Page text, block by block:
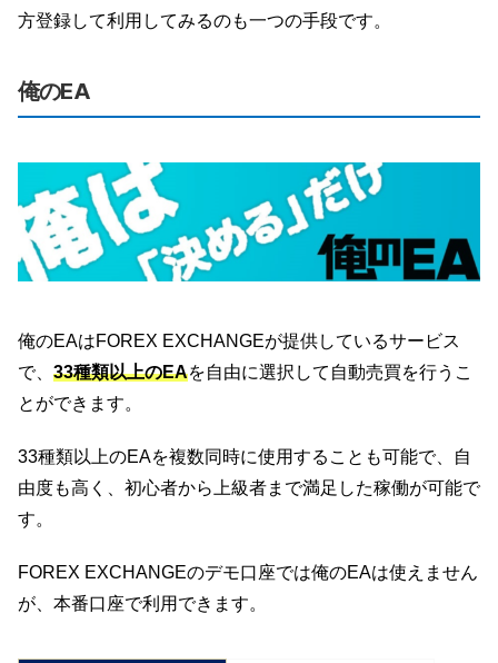
方登録して利用してみるのも一つの手段です。
俺のEA
俺のEAはFOREX EXCHANGEが提供しているサービス
で、 33種類以上のEAを自由に選択して自動売買を行うこ
とができます。
33種類以上のEAを複数同時に使用することも可能で、自
由度も高く、初心者から上級者まで満足した稼働が可能で
す。
FOREX EXCHANGEのデモ口座では俺のEAは使えません
が、本番口座で利用できます。